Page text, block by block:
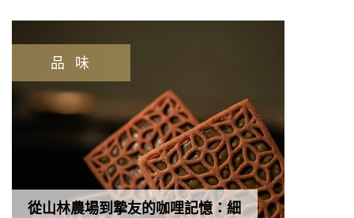
品 味
從山林農場到摯友的咖哩記憶：細